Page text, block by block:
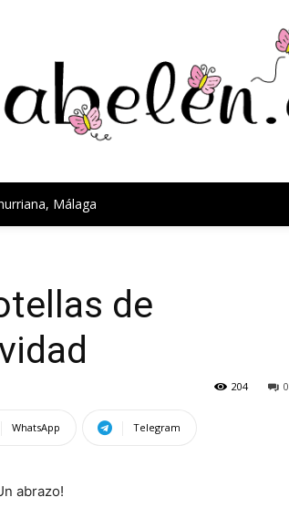
Málaga
de
0
204
WhatsApp Telegram
abrazo!